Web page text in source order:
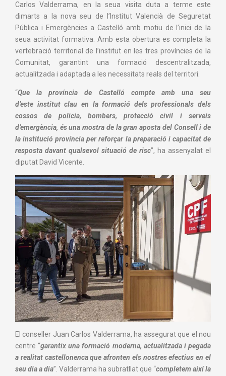
Carlos Valderrama, en la seua visita duta a terme este
dimarts a la nova seu de l’Institut Valencià de Seguretat
Pública i Emergències a Castelló amb motiu de l’inici de la
seua activitat formativa. Amb esta obertura es completa la
vertebració territorial de l’institut en les tres províncies de la
Comunitat, garantint una formació descentralitzada,
actualitzada i adaptada a les necessitats reals del territori.
“Que la província de Castelló compte amb una seu
d’este institut clau en la formació dels professionals dels
cossos de policia, bombers, protecció civil i serveis
d’emergència, és una mostra de la gran aposta del Consell i de
la institució província per reforçar la preparació i capacitat de
resposta davant qualsevol situació de risc”, ha assenyalat el
diputat David Vicente.
El conseller Juan Carlos Valderrama, ha assegurat que el nou
centre “garantix una formació moderna, actualitzada i pegada
a realitat castellonenca que afronten els nostres efectius en el
seu dia a dia”. Valderrama ha subratllat que “completem així la